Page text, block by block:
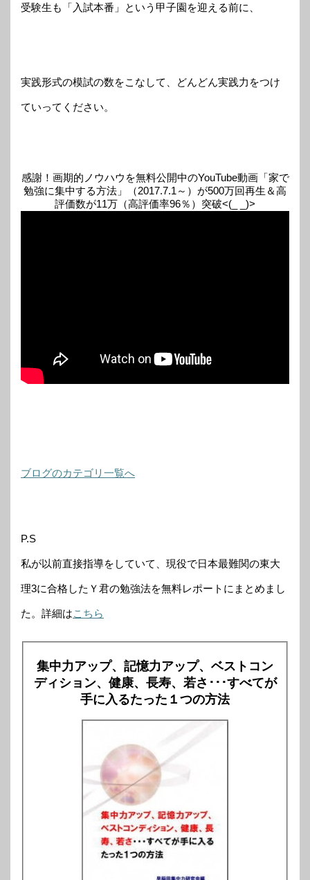
受験生も「入試本番」という甲子園を迎える前に、
実践形式の模試の数をこなして、どんどん実践力をつけ
ていってください。
感謝！画期的ノウハウを無料公開中のYouTube動画「家で
勉強に集中する方法」（2017.7.1～）が500万回再生＆高
評価数が11万（高評価率96％）突破<(_ _)>
ブログのカテゴリ一覧へ
P.S
私が以前直接指導をしていて、現役で日本最難関の東大
理3に合格したＹ君の勉強法を無料レポートにまとめまし
た。詳細はこちら
集中力アップ、記憶力アップ、ベストコン
ディション、健康、長寿、若さ･･･すべてが
手に入るたった１つの方法